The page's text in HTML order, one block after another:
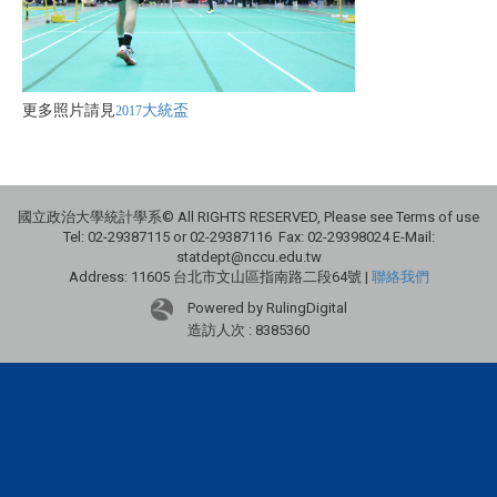
更多照片請見2017大統盃
國立政治大學統計學系© All RIGHTS RESERVED, Please see Terms of use
Tel: 02-29387115 or 02-29387116 Fax: 02-29398024 E-Mail:
statdept@nccu.edu.tw
Address: 11605 台北市文山區指南路二段64號 | 聯絡我們
Powered by RulingDigital
造訪人次 : 8385360